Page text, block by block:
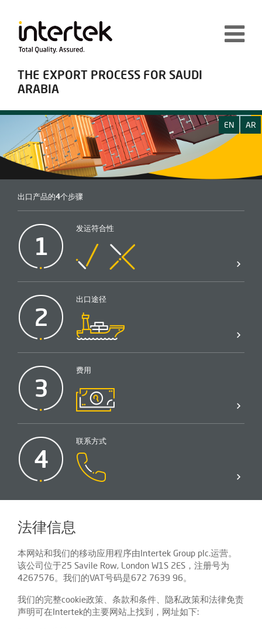
THE EXPORT PROCESS FOR SAUDI
ARABIA
EN AR
出口产品的4个步骤
1
发运符合性
2
出口途径
3
费用
4
联系方式
法律信息
本网站和我们的移动应用程序由Intertek Group plc.运营。
该公司位于25 Savile Row, London W1S 2ES，注册号为
4267576。我们的VAT号码是672 7639 96。
我们的完整cookie政策、条款和条件、隐私政策和法律免责
声明可在Intertek的主要网站上找到，网址如下: